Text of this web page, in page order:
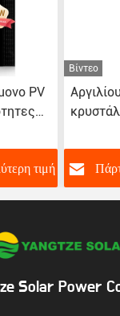
PV
τιμή
Βίντεο
Solar Power